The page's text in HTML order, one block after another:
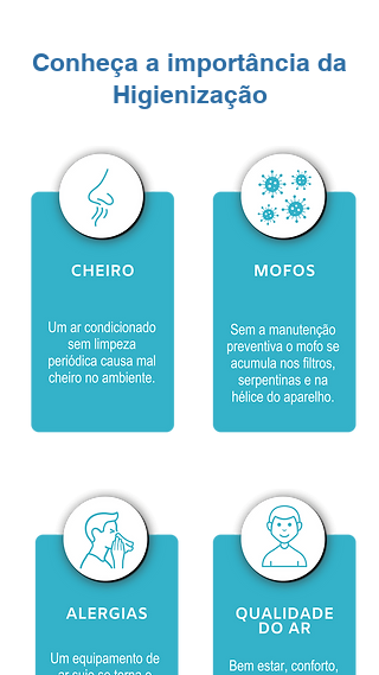
Conheça a importância da
Higienização